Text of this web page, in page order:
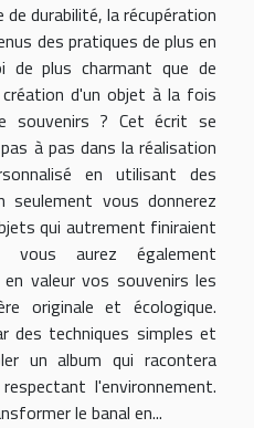
durabilité, la récupération
des pratiques de plus en
de plus charmant que de
d'un objet à la fois
souvenirs ? Cet écrit se
à pas dans la réalisation
en utilisant des
seulement vous donnerez
qui autrement finiraient
aurez également
valeur vos souvenirs les
originale et écologique.
des techniques simples et
un album qui racontera
l'environnement.
le banal en...